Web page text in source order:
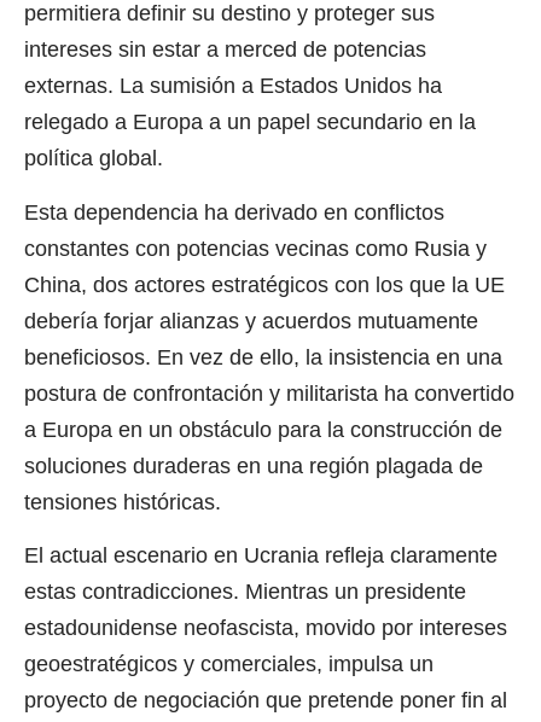
permitiera definir su destino y proteger sus
intereses sin estar a merced de potencias
externas. La sumisión a Estados Unidos ha
relegado a Europa a un papel secundario en la
política global.
Esta dependencia ha derivado en conflictos
constantes con potencias vecinas como Rusia y
China, dos actores estratégicos con los que la UE
debería forjar alianzas y acuerdos mutuamente
beneficiosos. En vez de ello, la insistencia en una
postura de confrontación y militarista ha convertido
a Europa en un obstáculo para la construcción de
soluciones duraderas en una región plagada de
tensiones históricas.
El actual escenario en Ucrania refleja claramente
estas contradicciones. Mientras un presidente
estadounidense neofascista, movido por intereses
geoestratégicos y comerciales, impulsa un
proyecto de negociación que pretende poner fin al